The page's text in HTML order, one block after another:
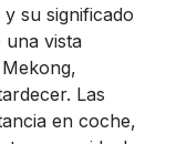
su significado
una vista
Las
en coche,